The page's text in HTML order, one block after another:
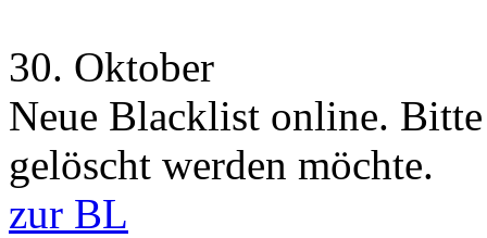
30. Oktober
Neue Blacklist online.
gelöscht werden möchte.
zur BL